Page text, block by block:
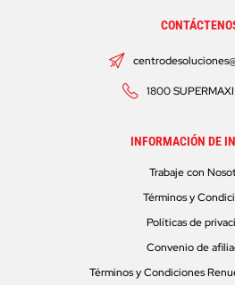
1800
INFORMACIÓN DE
Trabaje con
Términos y
Políticas de
Convenio de
Términos y Condiciones